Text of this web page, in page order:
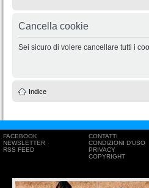
Cancella cookie
Sei sicuro di volere cancellare tutti i
Indice
FACEBOOK
NEWSLETTER
RSS FEED
CONTATTI
CONDIZIONI D'USO
PRIVACY
COPYRIGHT